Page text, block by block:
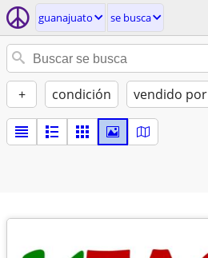
guanajuato se busca
+ condición vendido por